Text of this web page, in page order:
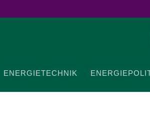
ENER­GIE­TECHNIK